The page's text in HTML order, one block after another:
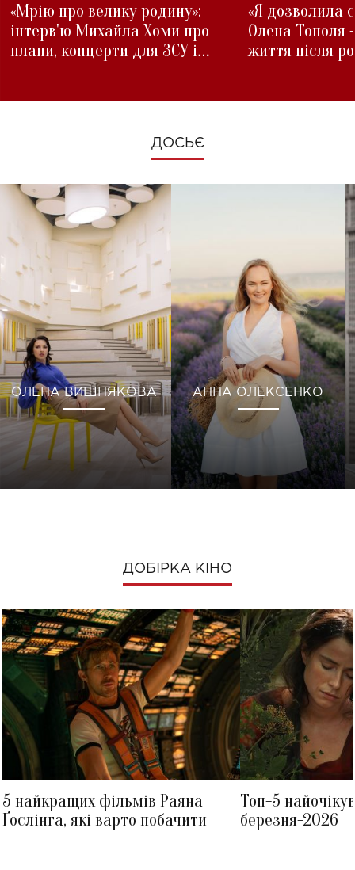
«Мрію про велику родину»:
інтерв'ю Михайла Хоми про
плани, концерти для ЗСУ і
«Я дозволила
Олена Тополя
життя після
ДОСЬЄ
ОЛЕНА ВИШНЯКОВА АННА ОЛЕКСЕНКО
ДОБІРКА КІНО
5 найкращих фільмів Раяна
Ґослінга, які варто побачити
Топ-5
березня-2026